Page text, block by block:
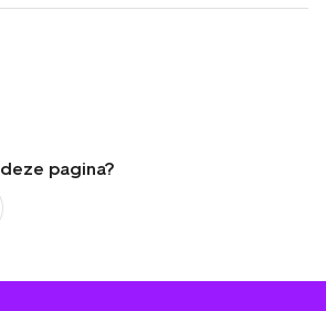
pagina?